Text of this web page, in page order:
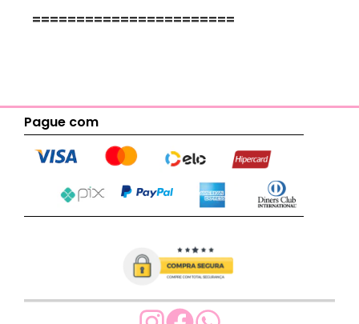
=======================
Pague com